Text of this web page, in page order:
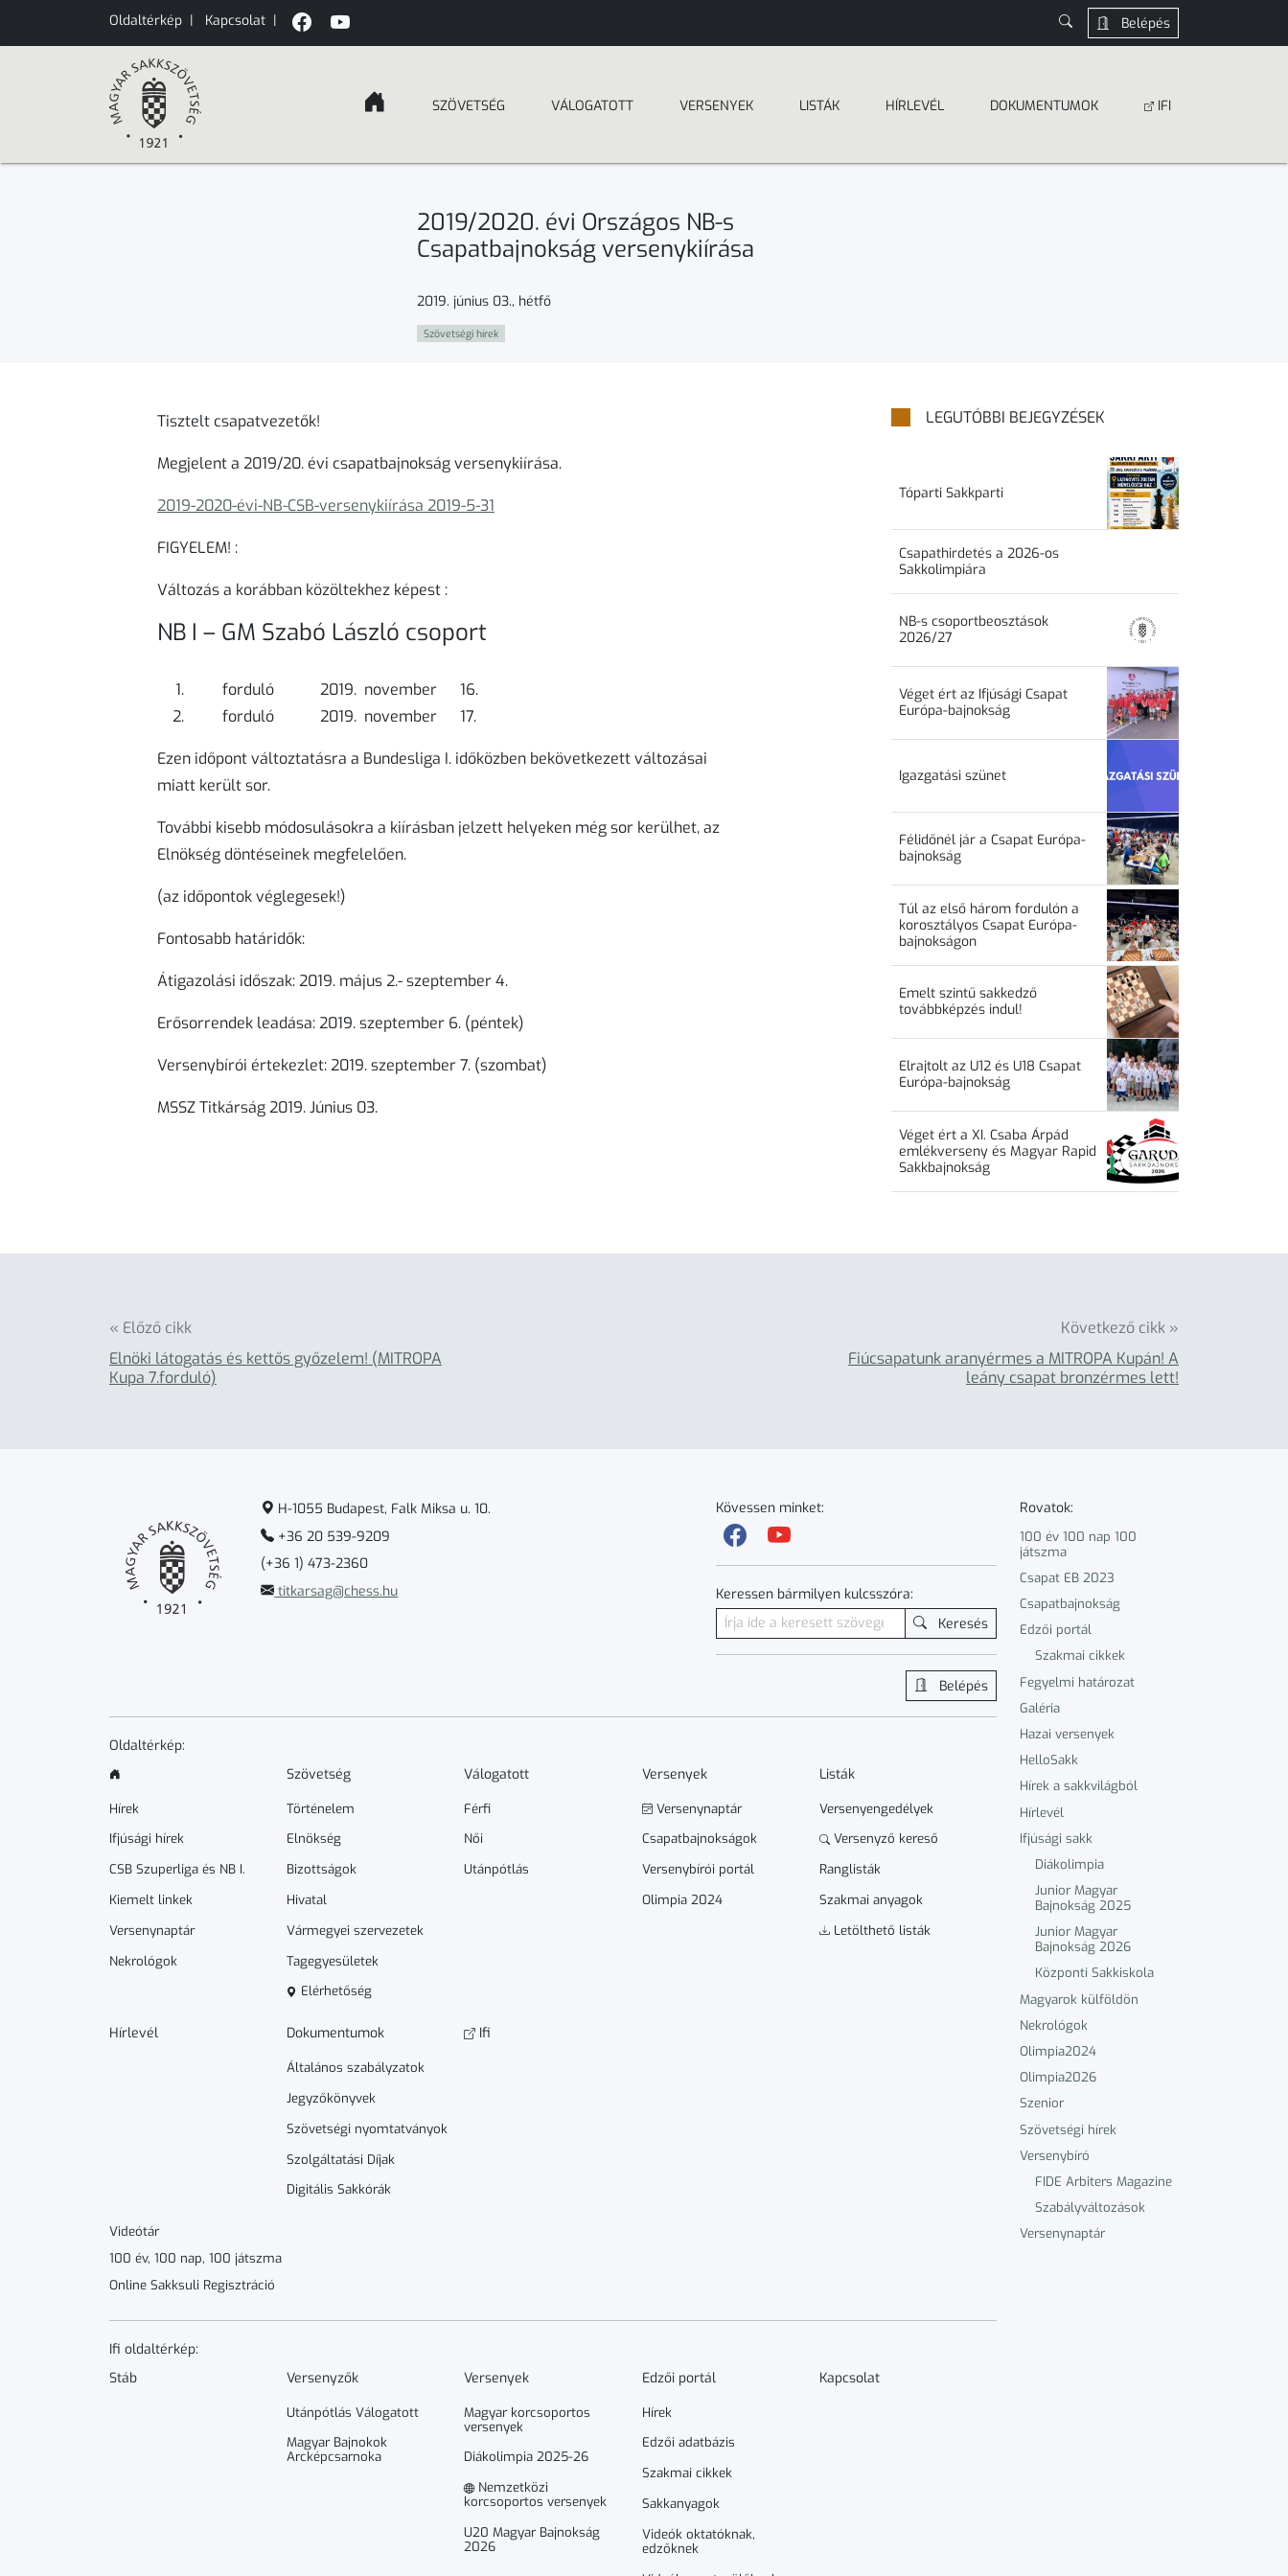
Oldaltérkép | Kapcsolat | Belépés
SZÖVETSÉG VÁLOGATOTT VERSENYEK LISTÁK HÍRLEVÉL DOKUMEN­­TUMOK IFI
2019/2020. évi Országos NB-s
Csapatbajnokság versenykiírása
2019. június 03., hétfő
Szövetségi hírek
Tisztelt csapatvezetők!
Megjelent a 2019/20. évi csapatbajnokság versenykiírása.
2019-2020-évi-NB-CSB-versenykiírása 2019-5-31
FIGYELEM! :
Változás a korábban közöltekhez képest :
NB I – GM Szabó László csoport
forduló 2019. november 16.
forduló 2019. november 17.
Ezen időpont változtatásra a Bundesliga I. időközben bekövetkezett változásai
miatt került sor.
További kisebb módosulásokra a kiírásban jelzett helyeken még sor kerülhet, az
Elnökség döntéseinek megfelelően.
(az időpontok véglegesek!)
Fontosabb határidők:
Átigazolási időszak: 2019. május 2.- szeptember 4.
Erősorrendek leadása: 2019. szeptember 6. (péntek)
Versenybírói értekezlet: 2019. szeptember 7. (szombat)
MSSZ Titkárság 2019. Június 03.
LEGUTÓBBI BEJEGYZÉSEK
Tóparti Sakkparti
Csapathirdetés a 2026-os
Sakkolimpiára
NB-s csoportbeosztások
2026/27
Véget ért az Ifjúsági Csapat
Európa-bajnokság
Igazgatási szünet
Félidőnél jár a Csapat Európa-
bajnokság
Túl az első három fordulón a
korosztályos Csapat Európa-
bajnokságon
Emelt szintű sakkedző
továbbképzés indul!
Elrajtolt az U12 és U18 Csapat
Európa-bajnokság
Véget ért a XI. Csaba Árpád
emlékverseny és Magyar Rapid
Sakkbajnokság
« Előző cikk
Elnöki látogatás és kettős győzelem! (MITROPA
Kupa 7.forduló)
Következő cikk »
Fiúcsapatunk aranyérmes a MITROPA Kupán! A
leány csapat bronzérmes lett!
H-1055 Budapest, Falk Miksa u. 10.
+36 20 539-9209
(+36 1) 473-2360
titkarsag@chess.hu
Kövessen minket:
Keressen bármilyen kulcsszóra:
Keresés
Belépés
Oldaltérkép:
Hírek
Ifjúsági hírek
CSB Szuperliga és NB I.
Kiemelt linkek
Versenynaptár
Nekrológok
Szövetség
Történelem
Elnökség
Bizottságok
Hivatal
Vármegyei szervezetek
Tagegyesületek
Elérhetőség
Válogatott
Férfi
Női
Utánpótlás
Versenyek
Versenynaptár
Csapatbajnokságok
Versenybírói portál
Olimpia 2024
Listák
Versenyengedélyek
Versenyző kereső
Ranglisták
Szakmai anyagok
Letölthető listák
Hírlevél Dokumen­­tumok
Általános szabályzatok
Jegyzőkönyvek
Szövetségi nyomtatványok
Szolgáltatási Díjak
Digitális Sakkórák
Ifi
Videótár
100 év, 100 nap, 100 játszma
Online Sakksuli Regisztráció
Ifi oldaltérkép:
Stáb
Versenyzők
Utánpótlás Válogatott
Magyar Bajnokok
Arcképcsarnoka
Versenyek
Magyar korcsoportos
versenyek
Diákolimpia 2025-26
Nemzetközi
korcsoportos versenyek
U20 Magyar Bajnokság
2026
Edzői portál
Hírek
Edzői adatbázis
Szakmai cikkek
Sakkanyagok
Videók oktatóknak,
edzőknek
Kapcsolat
Rovatok:
100 év 100 nap 100
játszma
Csapat EB 2023
Csapatbajnokság
Edzői portál
Szakmai cikkek
Fegyelmi határozat
Galéria
Hazai versenyek
HelloSakk
Hírek a sakkvilágból
Hírlevél
Ifjúsági sakk
Diákolimpia
Junior Magyar
Bajnokság 2025
Junior Magyar
Bajnokság 2026
Központi Sakkiskola
Magyarok külföldön
Nekrológok
Olimpia2024
Olimpia2026
Szenior
Szövetségi hírek
Versenybíró
FIDE Arbiters Magazine
Szabályváltozások
Versenynaptár